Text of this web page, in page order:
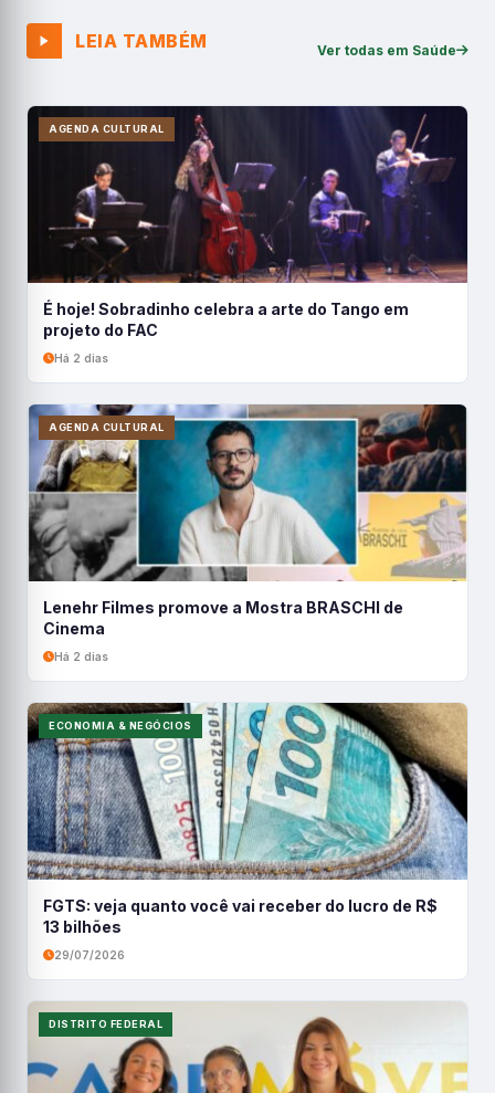
LEIA TAMBÉM Ver todas em Saúde
AGENDA CULTURAL
É hoje! Sobradinho celebra a arte do Tango em
projeto do FAC
Há 2 dias
AGENDA CULTURAL
Lenehr Filmes promove a Mostra BRASCHI de
Cinema
Há 2 dias
ECONOMIA & NEGÓCIOS
FGTS: veja quanto você vai receber do lucro de R$
13 bilhões
29/07/2026
DISTRITO FEDERAL